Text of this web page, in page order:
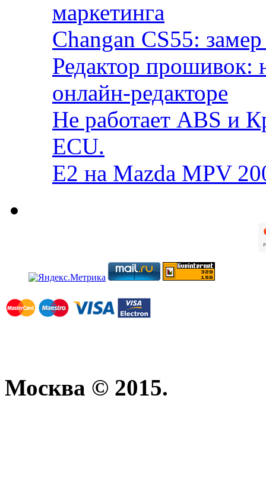
маркетинга
Changan CS55:
Редактор прошивок:
онлайн-редакторе
Не работает ABS и
ECU.
E2 на Mazda MPV
Москва © 2015.